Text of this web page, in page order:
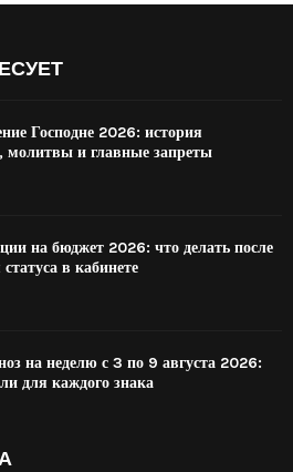
Господне 2026: история
молитвы и главные запреты
на бюджет 2026: что делать после
в кабинете
на неделю с 3 по 9 августа 2026:
для каждого знака